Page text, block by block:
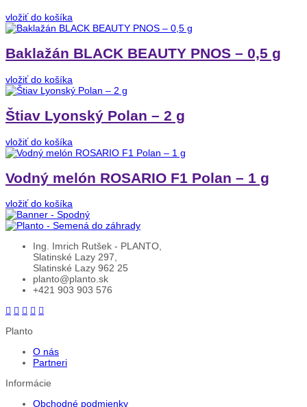
vložiť do košíka
Baklažán BLACK BEAUTY PNOS – 0,5 g
vložiť do košíka
Štiav Lyonský Polan – 2 g
vložiť do košíka
Vodný melón ROSARIO F1 Polan – 1 g
vložiť do košíka
Ing. Imrich Rutšek - PLANTO,
Slatinské Lazy 297,
Slatinské Lazy 962 25
planto@planto.sk
+421 903 903 576
Planto
O nás
Partneri
Informácie
Obchodné podmienky